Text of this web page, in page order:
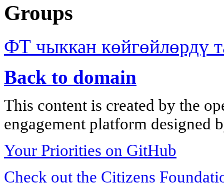
Groups
ФТ чыккан көйгөйлөрдү
Back to domain
This content is created by the
engagement platform designed
Your Priorities on GitHub
Check out the Citizens